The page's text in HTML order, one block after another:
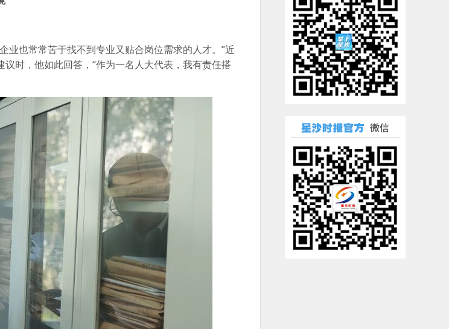
业也常常苦于找不到专业又贴合岗位需求的人才。”近
时，他如此回答，“作为一名人大代表，我有责任搭